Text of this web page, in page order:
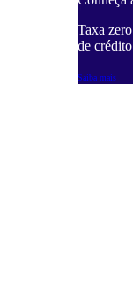
Taxa
de
Saiba mais